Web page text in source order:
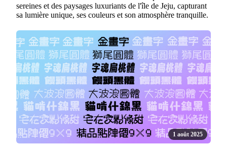
sereines et des paysages luxuriants de l'île de Jeju, capturant
sa lumière unique, ses couleurs et son atmosphère tranquille.
1 août 2025